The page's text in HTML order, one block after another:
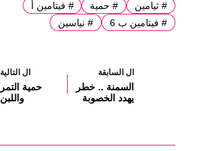
#ثيامين #حمية # فيتامين أ
#فيتامين ب 6 #نياسين
ال السابقة
السمنة .. خطر
يهدد الخصوبة
ال التالية
حمية التمر
واللبن